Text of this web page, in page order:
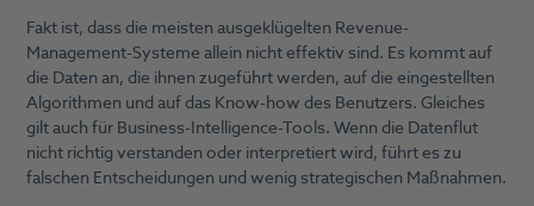
Fakt ist, dass die meisten ausgeklügelten Revenue-
Management-Systeme allein nicht effektiv sind. Es kommt auf
die Daten an, die ihnen zugeführt werden, auf die eingestellten
Algorithmen und auf das Know-how des Benutzers. Gleiches
gilt auch für Business-Intelligence-Tools. Wenn die Datenflut
nicht richtig verstanden oder interpretiert wird, führt es zu
falschen Entscheidungen und wenig strategischen Maßnahmen.